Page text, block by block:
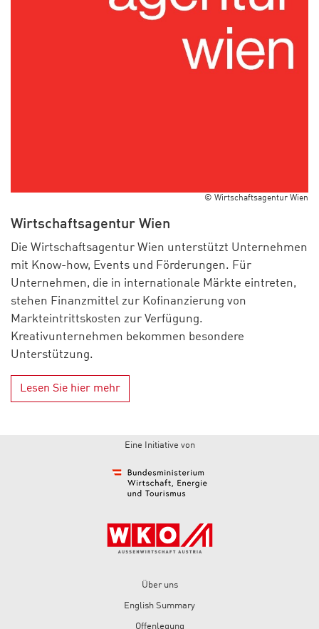
© Wirtschaftsagentur Wien
Wirtschaftsagentur Wien
Die Wirtschaftsagentur Wien unterstützt Unternehmen
mit Know-how, Events und Förderungen. Für
Unternehmen, die in internationale Märkte eintreten,
stehen Finanzmittel zur Kofinanzierung von
Markteintrittskosten zur Verfügung.
Kreativunternehmen bekommen besondere
Unterstützung.
Lesen Sie hier mehr
Eine Initiative von
Über uns
English Summary
Offenlegung